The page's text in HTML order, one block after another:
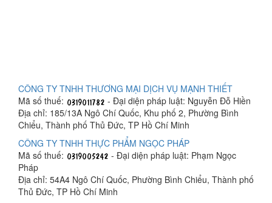
CÔNG TY TNHH THƯƠNG MẠI DỊCH VỤ MẠNH THIẾT
Mã số thuế:
- Đại diện pháp luật: Nguyễn Đỗ Hiền
Địa chỉ: 185/13A Ngô Chí Quốc, Khu phố 2, Phường Bình
Chiểu, Thành phố Thủ Đức, TP Hồ Chí Minh
CÔNG TY TNHH THỰC PHẨM NGỌC PHÁP
Mã số thuế:
- Đại diện pháp luật: Phạm Ngọc
Pháp
Địa chỉ: 54A4 Ngô Chí Quốc, Phường Bình Chiểu, Thành phố
Thủ Đức, TP Hồ Chí Minh